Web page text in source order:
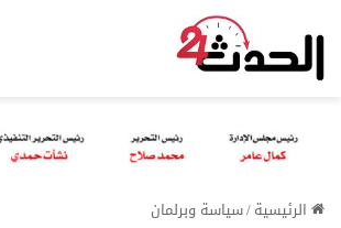
الرئيسية/سياسة وبرلمان